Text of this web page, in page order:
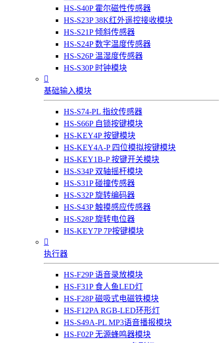
HS-S40P 霍尔磁性传感器
HS-S23P 38K红外遥控接收模块
HS-S21P 倾斜传感器
HS-S24P 数字温度传感器
HS-S26P 温湿度传感器
HS-S30P 时钟模块

基础输入模块
HS-S74-PL 指纹传感器
HS-S66P 自锁按键模块
HS-KEY4P 按键模块
HS-KEY4A-P 四位模拟按键模块
HS-KEY1B-P 按键开关模块
HS-S34P 双轴摇杆模块
HS-S31P 碰撞传感器
HS-S32P 旋转编码器
HS-S43P 触摸感应传感器
HS-S28P 旋转电位器
HS-KEY7P 7P按键模块

执行器
HS-F29P 语音录放模块
HS-F31P 食人鱼LED灯
HS-F28P 磁吸式电磁铁模块
HS-F12PA RGB-LED环形灯
HS-S49A-PL MP3语音播报模块
HS-F02P 无源蜂鸣器模块